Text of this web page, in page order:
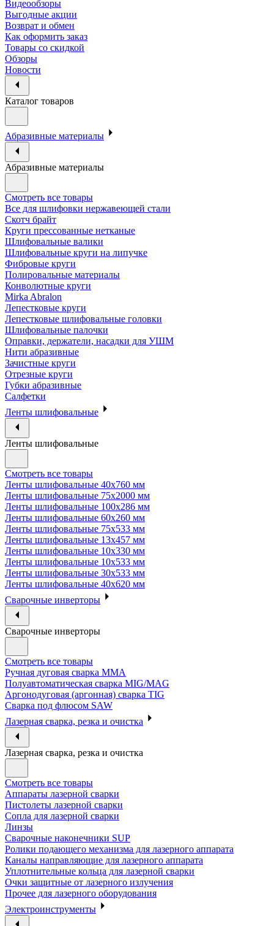
Видеообзоры
Выгодные акции
Возврат и обмен
Как оформить заказ
Товары со скидкой
Обзоры
Новости
Каталог товаров
Абразивные материалы
Абразивные материалы
Смотреть все товары
Все для шлифовки нержавеющей стали
Скотч брайт
Круги прессованные нетканые
Шлифовальные валики
Шлифовальные круги на липучке
Фибровые круги
Полировальные материалы
Конволютные круги
Mirka Abralon
Лепестковые круги
Лепестковые шлифовальные головки
Шлифовальные палочки
Оправки, держатели, насадки для УШМ
Нити абразивные
Зачистные круги
Отрезные круги
Губки абразивные
Салфетки
Ленты шлифовальные
Ленты шлифовальные
Смотреть все товары
Ленты шлифовальные 40х760 мм
Ленты шлифовальные 75х2000 мм
Ленты шлифовальные 100х286 мм
Ленты шлифовальные 60х260 мм
Ленты шлифовальные 75х533 мм
Ленты шлифовальные 13х457 мм
Ленты шлифовальные 10х330 мм
Ленты шлифовальные 10х533 мм
Ленты шлифовальные 30х533 мм
Ленты шлифовальные 40х620 мм
Сварочные инверторы
Сварочные инверторы
Смотреть все товары
Ручная дуговая сварка MMA
Полуавтоматическая сварка MIG/MAG
Аргонодуговая (аргонная) сварка TIG
Сварка под флюсом SAW
Лазерная сварка, резка и очистка
Лазерная сварка, резка и очистка
Смотреть все товары
Аппараты лазерной сварки
Пистолеты лазерной сварки
Сопла для лазерной сварки
Линзы
Сварочные наконечники SUP
Ролики подающего механизма для лазерного аппарата
Каналы направляющие для лазерного аппарата
Уплотнительные кольца для лазерной сварки
Очки защитные от лазерного излучения
Прочее для лазерного оборудования
Электроинструменты